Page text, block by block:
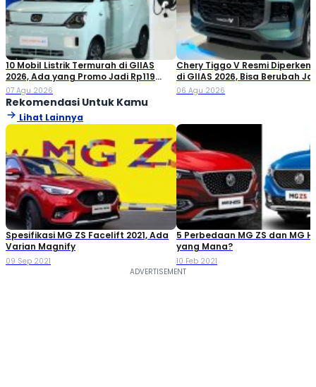
10 Mobil Listrik Termurah di GIIAS
2026, Ada yang Promo Jadi Rp119
Jutaan!
07 Agu 2026
Chery Tiggo V Resmi
di GIIAS 2026, Bisa Berubah
Double Cabin
06 Agu 2026
Rekomendasi Untuk Kamu
Lihat Lainnya
Spesifikasi MG ZS Facelift 2021, Ada
Varian Magnify
09 Sep 2021
5 Perbedaan MG ZS dan MG
yang Mana?
10 Feb 2021